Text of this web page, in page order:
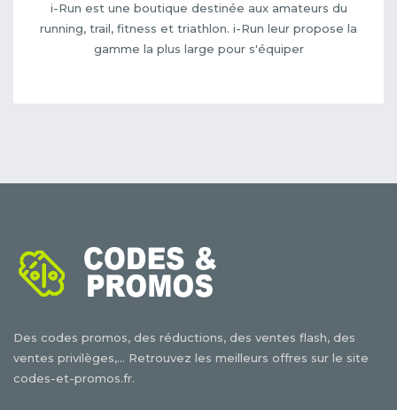
i-Run est une boutique destinée aux amateurs du
running, trail, fitness et triathlon. i-Run leur propose la
gamme la plus large pour s'équiper
Des codes promos, des réductions, des ventes flash, des
ventes privilèges,... Retrouvez les meilleurs offres sur le site
codes-et-promos.fr.